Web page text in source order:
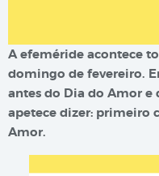
A efeméride acontece
domingo de fevereiro.
antes do Dia do Amor e
apetece dizer: primeiro
Amor.